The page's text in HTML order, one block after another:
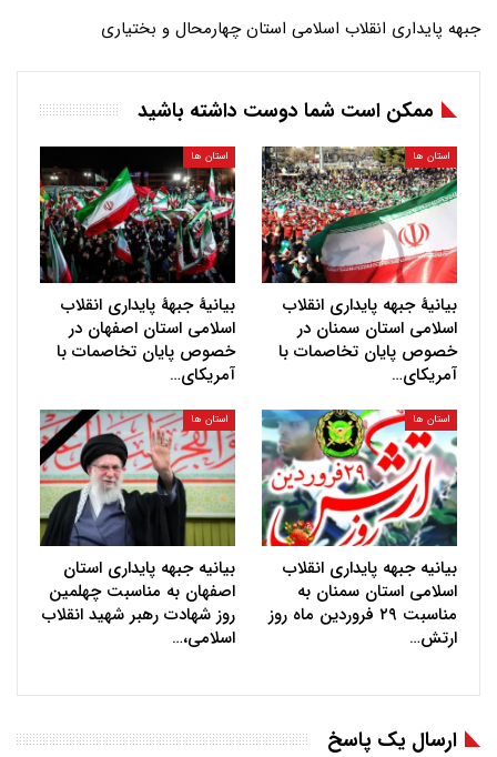
جبهه پایداری انقلاب اسلامی استان چهارمحال و بختیاری
ممکن است شما دوست داشته باشید
استان ها
بیانیهٔ جبهه پایداری انقلاب
اسلامی استان سمنان در
خصوص پایان تخاصمات با
آمریکای…
استان ها
بیانیهٔ جبههٔ پایداری انقلاب
اسلامی استان اصفهان در
خصوص پایان تخاصمات با
آمریکای…
استان ها
بیانیه جبهه پایداری انقلاب
اسلامی استان سمنان به
مناسبت ۲۹ فروردین ماه روز
ارتش…
استان ها
بیانیه جبهه پایداری استان
اصفهان به مناسبت چهلمین
روز شهادت رهبر شهید انقلاب
اسلامی،…
ارسال یک پاسخ